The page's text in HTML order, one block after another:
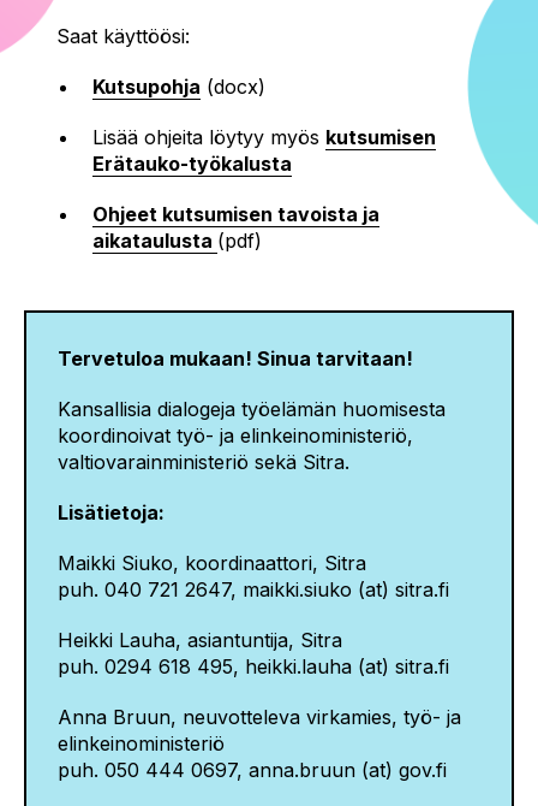
Saat käyttöösi:
Kutsupohja (docx)
Lisää ohjeita löytyy myös kutsumisen
Erätauko-työkalusta
Ohjeet kutsumisen tavoista ja
aikataulusta (pdf)
Tervetuloa mukaan! Sinua tarvitaan!
Kansallisia dialogeja työelämän huomisesta
koordinoivat työ- ja elinkeinoministeriö,
valtiovarainministeriö sekä Sitra.
Lisätietoja:
Maikki Siuko, koordinaattori, Sitra
puh. 040 721 2647, maikki.siuko (at) sitra.fi
Heikki Lauha, asiantuntija, Sitra
puh. 0294 618 495, heikki.lauha (at) sitra.fi
Anna Bruun, neuvotteleva virkamies, työ- ja
elinkeinoministeriö
puh. 050 444 0697, anna.bruun (at) gov.fi